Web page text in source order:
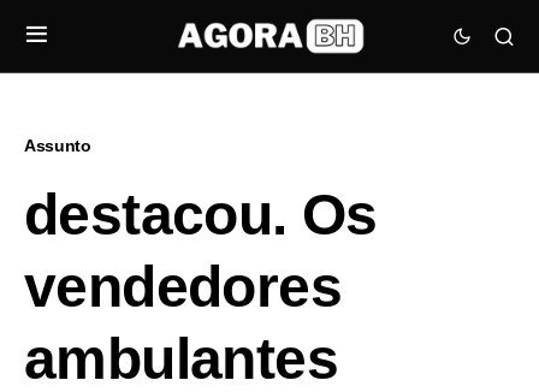
Assunto
destacou. Os
vendedores
ambulantes